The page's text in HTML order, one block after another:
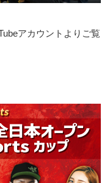
アカウントよりご覧